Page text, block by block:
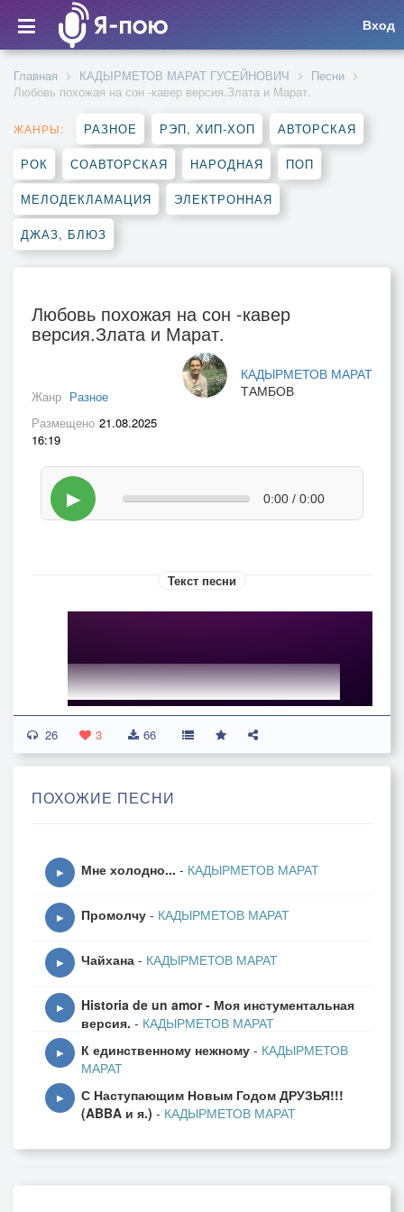
Вход
Главная КАДЫРМЕТОВ МАРАТ ГУСЕЙНОВИЧ
Песни
Любовь похожая на сон -кавер версия.Злата и Марат.
ЖАНРЫ: РАЗНОЕ РЭП, ХИП-ХОП АВТОРСКАЯ
РОК СОАВТОРСКАЯ НАРОДНАЯ ПОП
МЕЛОДЕКЛАМАЦИЯ ЭЛЕКТРОННАЯ
ДЖАЗ, БЛЮЗ
Любовь похожая на сон -кавер
версия.Злата и Марат.
КАДЫРМЕТОВ МАРАТ
ТАМБОВ
Жанр Разное
Размещено 21.08.2025
16:19
▶ 0:00 / 0:00
Текст песни
26 3 66
ПОХОЖИЕ ПЕСНИ
▶ Мне холодно... - КАДЫРМЕТОВ МАРАТ
▶ Промолчу - КАДЫРМЕТОВ МАРАТ
▶ Чайхана - КАДЫРМЕТОВ МАРАТ
▶
Historia de un amor - Моя инстументальная
версия. - КАДЫРМЕТОВ МАРАТ
▶ К единственному нежному - КАДЫРМЕТОВ
МАРАТ
▶
С Наступающим Новым Годом ДРУЗЬЯ!!!
(ABBA и я.) - КАДЫРМЕТОВ МАРАТ